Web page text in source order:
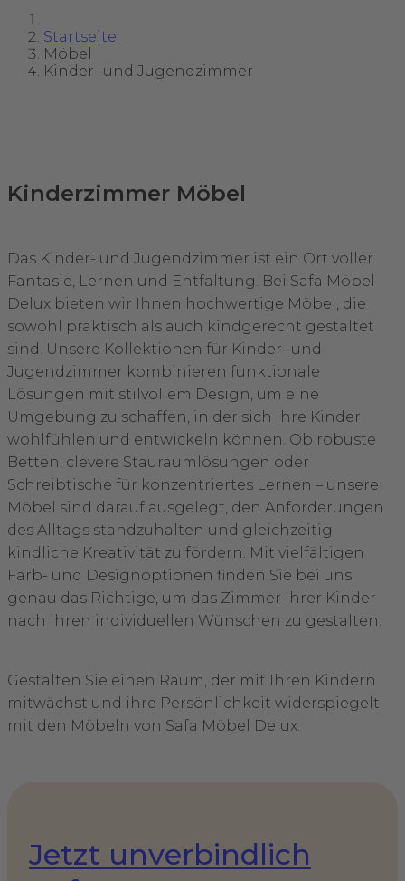
Startseite
Möbel
Kinder- und Jugendzimmer
Kinderzimmer Möbel
Das Kinder- und Jugendzimmer ist ein Ort voller
Fantasie, Lernen und Entfaltung. Bei Safa Möbel
Delux bieten wir Ihnen hochwertige Möbel, die
sowohl praktisch als auch kindgerecht gestaltet
sind. Unsere Kollektionen für Kinder- und
Jugendzimmer kombinieren funktionale
Lösungen mit stilvollem Design, um eine
Umgebung zu schaffen, in der sich Ihre Kinder
wohlfühlen und entwickeln können. Ob robuste
Betten, clevere Stauraumlösungen oder
Schreibtische für konzentriertes Lernen – unsere
Möbel sind darauf ausgelegt, den Anforderungen
des Alltags standzuhalten und gleichzeitig
kindliche Kreativität zu fördern. Mit vielfältigen
Farb- und Designoptionen finden Sie bei uns
genau das Richtige, um das Zimmer Ihrer Kinder
nach ihren individuellen Wünschen zu gestalten.
Gestalten Sie einen Raum, der mit Ihren Kindern
mitwächst und ihre Persönlichkeit widerspiegelt –
mit den Möbeln von Safa Möbel Delux.
Jetzt unverbindlich